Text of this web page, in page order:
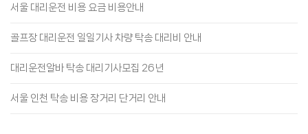
서울 대리운전 비용 요금 비용안내
골프장 대리운전 일일기사 차량 탁송 대리비 안내
대리운전알바 탁송 대리기사모집 26년
서울 인천 탁송 비용 장거리 단거리 안내